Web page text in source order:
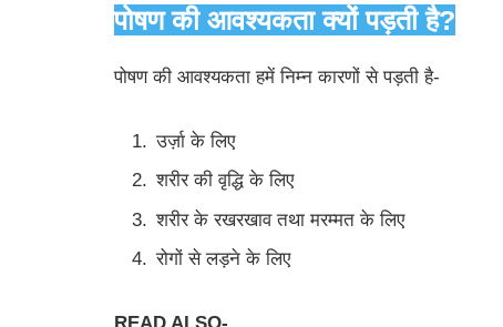
पोषण की आवश्यकता क्यों पड़ती है?
पोषण की आवश्यकता हमें निम्न कारणों से पड़ती है-
उर्ज़ा के लिए
शरीर की वृद्धि के लिए
शरीर के रखरखाव तथा मरम्मत के लिए
रोगों से लड़ने के लिए